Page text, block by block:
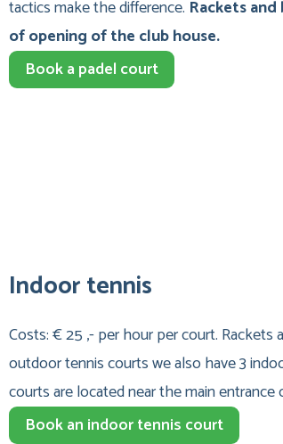
tactics make the difference. Rackets
of opening of the club house.
Book a padel court
Indoor tennis
Costs: € 25 ,- per hour per court. Rackets
outdoor tennis courts we also have 3
courts are located near the main
Book an indoor tennis court